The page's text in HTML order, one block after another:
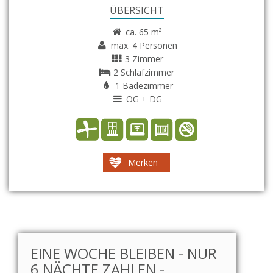
ÜBERSICHT
ca. 65 m²
max. 4 Personen
3 Zimmer
2 Schlafzimmer
1 Badezimmer
OG + DG
Merken
EINE WOCHE BLEIBEN - NUR